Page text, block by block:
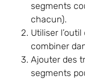
segments
chacun).
Utiliser
combiner
Ajouter des
segments